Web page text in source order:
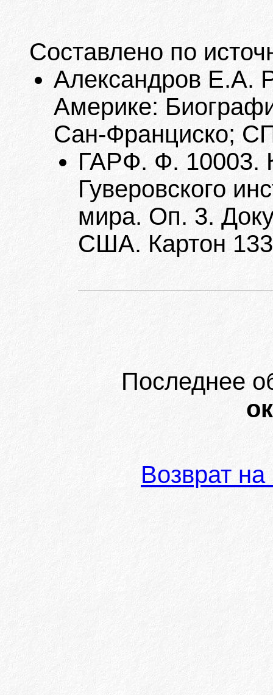
Составлено по
Александров Е.А.
Америке:
Сан-Франциско;
ГАРФ. Ф. 10003.
Гуверовского
мира. Оп. 3.
США. Картон
Последнее
Возврат